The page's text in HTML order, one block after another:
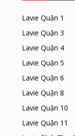
Lavie Quận 1
Lavie Quận 3
Lavie Quận 4
Lavie Quận 5
Lavie Quận 6
Lavie Quận 8
Lavie Quận 10
Lavie Quận 11